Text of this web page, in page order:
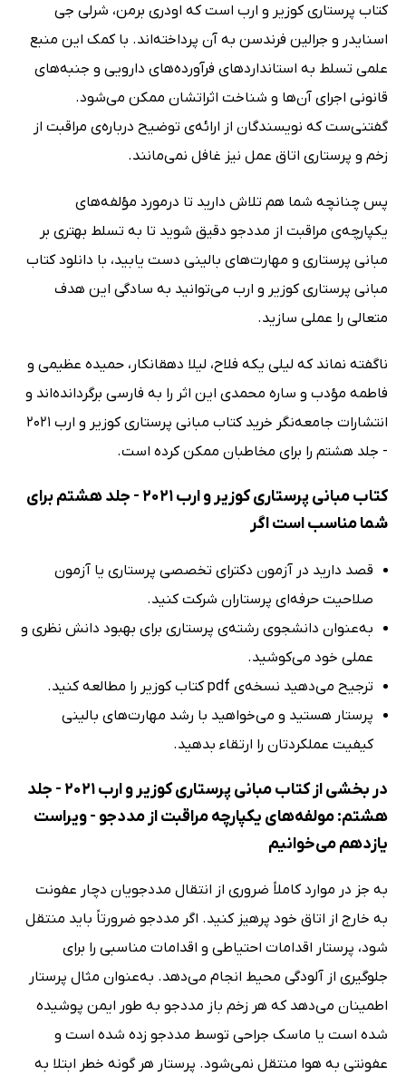
کتاب پرستاری کوزیر و ارب است که اودری برمن، شرلی جی
اسنایدر و جرالین فرندسن به آن پرداخته‌اند. با کمک این منبع
علمی تسلط به استانداردهای فرآورده‌های دارویی و جنبه‌های
قانونی اجرای آن‌ها و شناخت اثراتشان ممکن می‌شود.
گفتنی‌ست که نویسندگان از ارائه‌ی توضیح درباره‌ی مراقبت از
زخم و پرستاری اتاق عمل نیز غافل نمی‌مانند.
پس چنانچه شما هم تلاش دارید تا درمورد مؤلفه‌های
یکپارچه‌ی مراقبت از مددجو دقیق شوید تا به تسلط بهتری بر
مبانی پرستاری و مهارت‌های بالینی دست یابید، با دانلود کتاب
مبانی پرستاری کوزیر و ارب می‌توانید به سادگی این هدف
متعالی را عملی سازید.
ناگفته نماند که لیلی یکه فلاح، لیلا دهقانکار، حمیده عظیمی و
فاطمه مؤدب و ساره محمدی این اثر را به فارسی برگردانده‌اند و
انتشارات جامعه‌نگر خرید کتاب مبانی پرستاری کوزیر و ارب 2021
- جلد هشتم را برای مخاطبان ممکن کرده است.
کتاب مبانی پرستاری کوزیر و ارب 2021 - جلد هشتم برای
شما مناسب است اگر
قصد دارید در آزمون دکترای تخصصی پرستاری یا آزمون
صلاحیت حرفه‌ای پرستاران شرکت کنید.
به‌عنوان دانشجوی رشته‌ی پرستاری برای بهبود دانش نظری و
عملی خود می‌کوشید.
ترجیح می‌دهید نسخه‌ی pdf کتاب کوزیر را مطالعه کنید.
پرستار هستید و می‌خواهید با رشد مهارت‌های بالینی
کیفیت عملکردتان را ارتقاء بدهید.
در بخشی از کتاب مبانی پرستاری کوزیر و ارب 2021 - جلد
هشتم: مولفه‌های یکپارچه مراقبت از مددجو - ویراست
یازدهم می‌خوانیم
به جز در موارد کاملاً ضروری از انتقال مددجویان دچار عفونت
به خارج از اتاق خود پرهیز کنید. اگر مددجو ضرورتاً باید منتقل
شود، پرستار اقدامات احتیاطی و اقدامات مناسبی را برای
جلوگیری از آلودگی محیط انجام می‌دهد. به‌عنوان مثال پرستار
اطمینان می‌دهد که هر زخم باز مددجو به طور ایمن پوشیده
شده است یا ماسک جراحی توسط مددجو زده شده است و
عفونتی به هوا منتقل نمی‌شود. پرستار هر گونه خطر ابتلا به